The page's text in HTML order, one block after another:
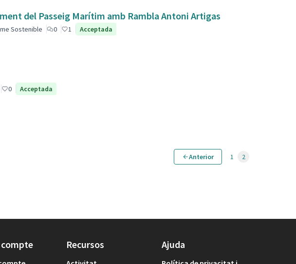
del Passeig Marítim amb Rambla Antoni Artigas
Sostenible 0 1 Acceptada
0 Acceptada
Anterior 1 2
compte Recursos Ajuda